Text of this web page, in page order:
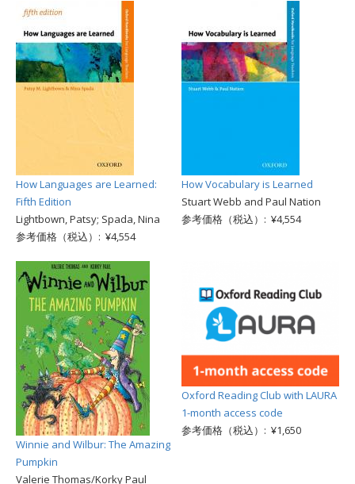
How Languages are Learned:
Fifth Edition
Lightbown, Patsy; Spada, Nina
参考価格（税込）: ¥4,554
How Vocabulary is Learned
Stuart Webb and Paul Nation
参考価格（税込）: ¥4,554
Winnie and Wilbur: The Amazing
Pumpkin
Valerie Thomas/Korky Paul
Oxford Reading Club with LAURA
1-month access code
参考価格（税込）: ¥1,650